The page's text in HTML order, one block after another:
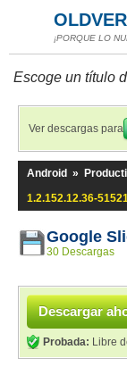
¡PORQUE LO
Escoge un título
Ver descargas para
Android »
1.2.152.12.36-
Google
30 Descargas
Descargar
Probada: Libre